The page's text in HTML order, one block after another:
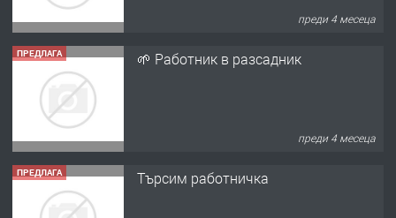
преди 4 месеца
ПРЕДЛАГА 🌱 Работник в разсадник
преди 4 месеца
ПРЕДЛАГА Търсим работничка